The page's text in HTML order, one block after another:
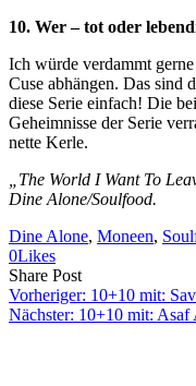
10. Wer – tot oder
Ich würde verdammt
Cuse abhängen. Das sind
diese Serie einfach! Die
Geheimnisse der Serie
nette Kerle.
„The World I Want To
Dine Alone/Soulfood.
Dine Alone, Moneen,
0Likes
Share PostShare
on
Facebook
Copy
URL
to
Send
Link
via
Vorheriger: 10+10 mit:
Nächster: 10+10 mit: Asaf